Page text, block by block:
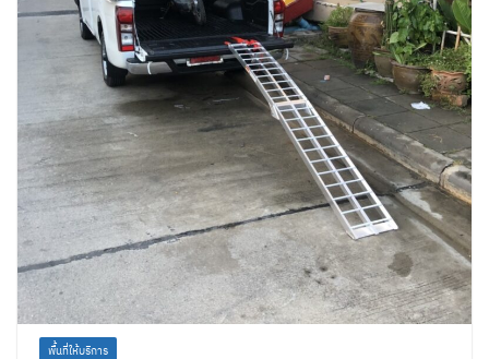
พื้นที่ให้บริการ